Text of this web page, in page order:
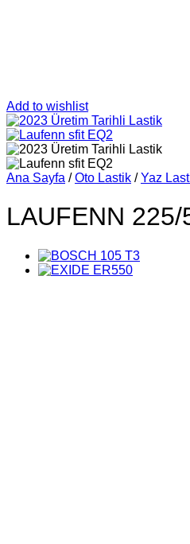
Add to wishlist
Ana Sayfa / Oto Lastik / Yaz
LAUFENN